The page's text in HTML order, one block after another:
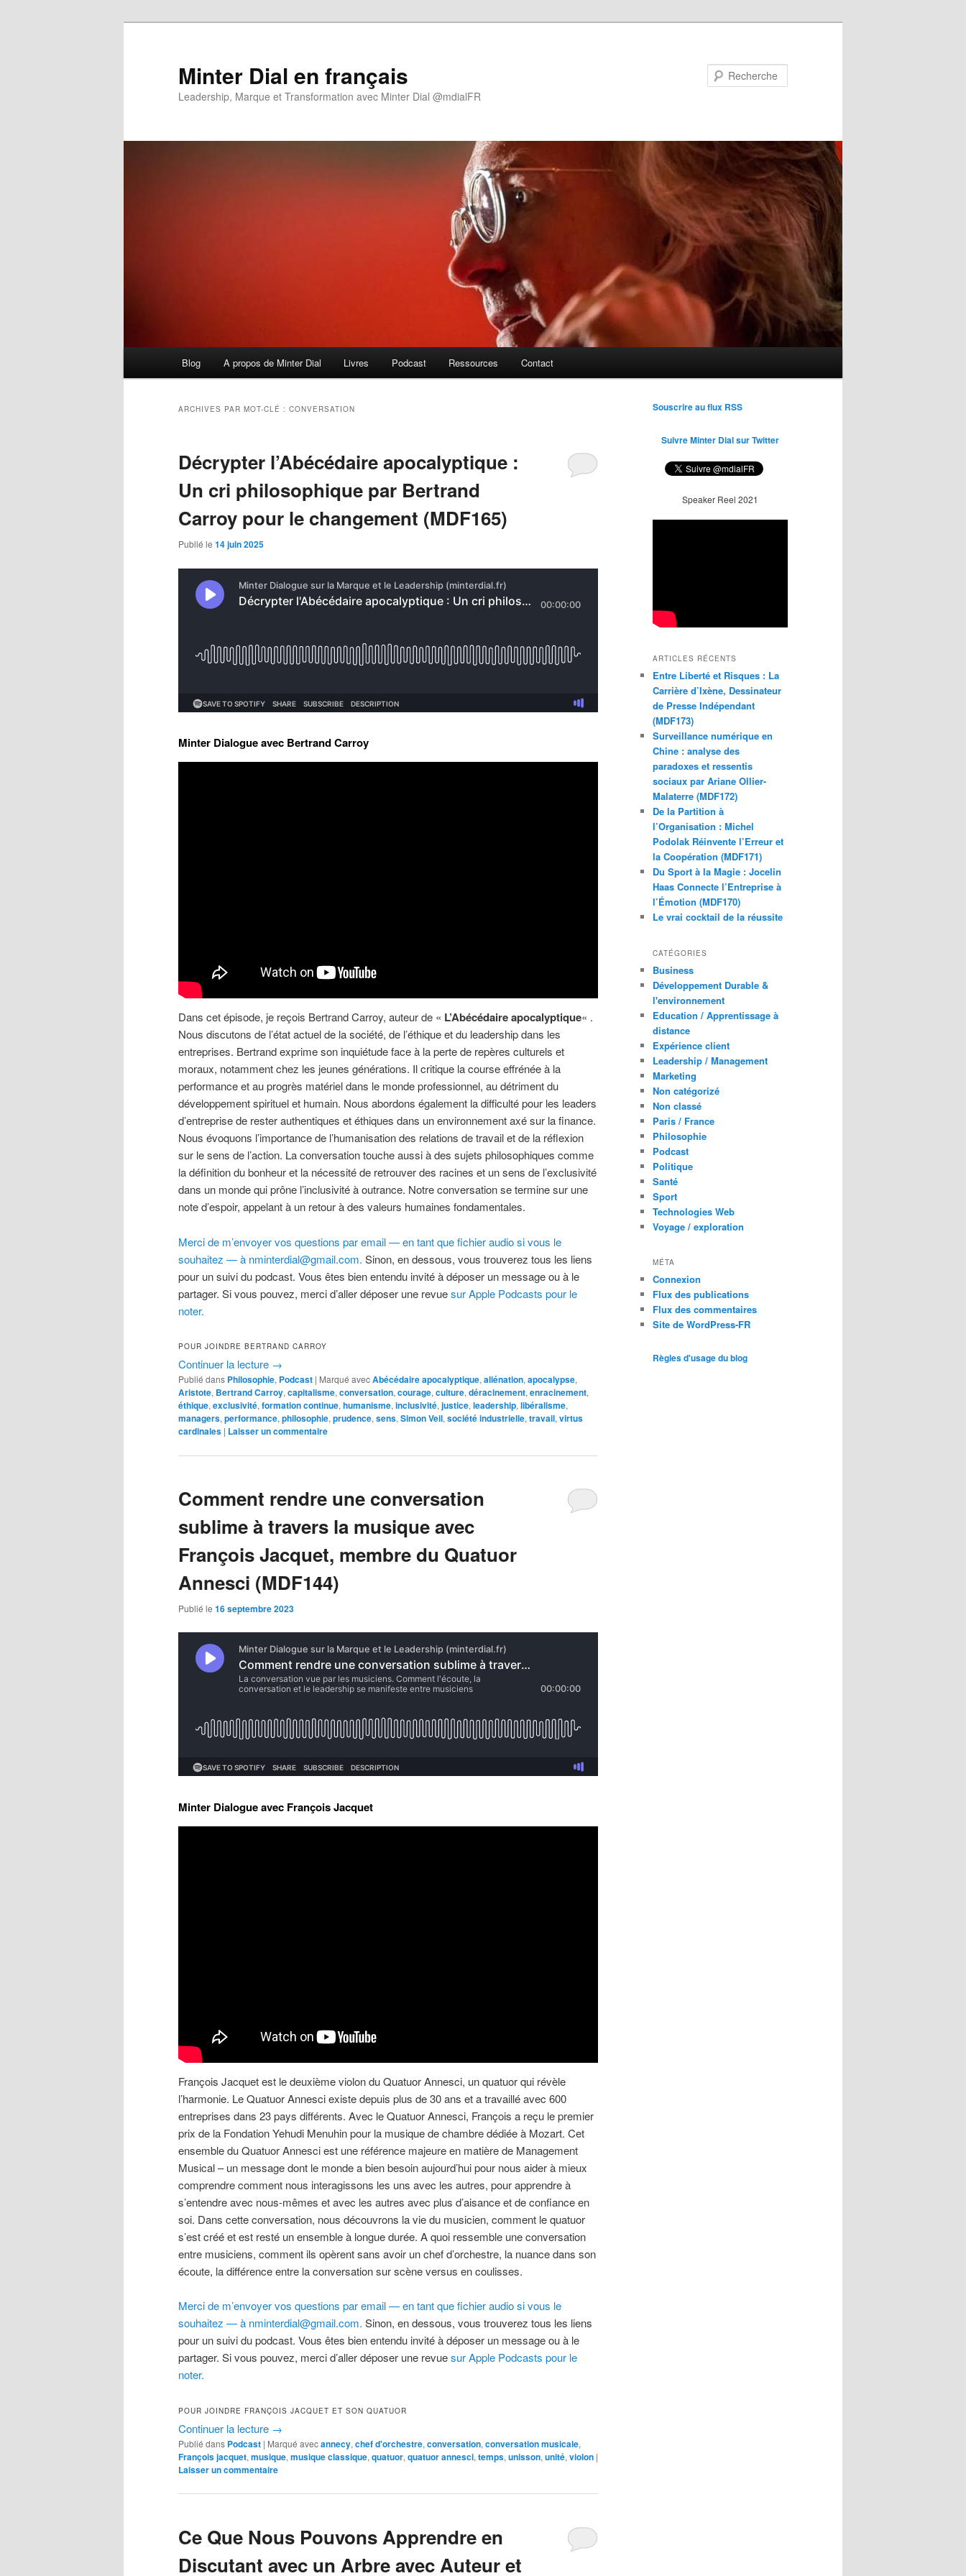
Minter Dial en français
Leadership, Marque et Transformation avec Minter Dial @mdialFR
Blog A propos de Minter Dial Livres Podcast Ressources Contact
ARCHIVES PAR MOT-CLÉ : CONVERSATION
Décrypter l’Abécédaire apocalyptique :
Un cri philosophique par Bertrand
Carroy pour le changement (MDF165)
Publié le 14 juin 2025
Minter Dialogue avec Bertrand Carroy
Dans cet épisode, je reçois Bertrand Carroy, auteur de « L’Abécédaire apocalyptique« .
Nous discutons de l’état actuel de la société, de l’éthique et du leadership dans les
entreprises. Bertrand exprime son inquiétude face à la perte de repères culturels et
moraux, notamment chez les jeunes générations. Il critique la course effrénée à la
performance et au progrès matériel dans le monde professionnel, au détriment du
développement spirituel et humain. Nous abordons également la difficulté pour les leaders
d’entreprise de rester authentiques et éthiques dans un environnement axé sur la finance.
Nous évoquons l’importance de l’humanisation des relations de travail et de la réflexion
sur le sens de l’action. La conversation touche aussi à des sujets philosophiques comme
la définition du bonheur et la nécessité de retrouver des racines et un sens de l’exclusivité
dans un monde qui prône l’inclusivité à outrance. Notre conversation se termine sur une
note d’espoir, appelant à un retour à des valeurs humaines fondamentales.
Merci de m’envoyer vos questions par email — en tant que fichier audio si vous le
souhaitez — à nminterdial@gmail.com. Sinon, en dessous, vous trouverez tous les liens
pour un suivi du podcast. Vous êtes bien entendu invité à déposer un message ou à le
partager. Si vous pouvez, merci d’aller déposer une revuesur Apple Podcasts pour le
noter.
POUR JOINDRE BERTRAND CARROY
Continuer la lecture →
Publié dans Philosophie, Podcast | Marqué avecAbécédaire apocalyptique, aliénation, apocalypse,
Aristote, Bertrand Carroy, capitalisme, conversation, courage, culture, déracinement, enracinement,
éthique, exclusivité, formation continue, humanisme, inclusivité, justice, leadership, libéralisme,
managers, performance, philosophie, prudence, sens, Simon Veil, société industrielle, travail, virtus
cardinales | Laisser un commentaire
Comment rendre une conversation
sublime à travers la musique avec
François Jacquet, membre du Quatuor
Annesci (MDF144)
Publié le 16 septembre 2023
Minter Dialogue avec François Jacquet
François Jacquet est le deuxième violon du Quatuor Annesci, un quatuor qui révèle
l’harmonie. Le Quatuor Annesci existe depuis plus de 30 ans et a travaillé avec 600
entreprises dans 23 pays différents. Avec le Quatuor Annesci, François a reçu le premier
prix de la Fondation Yehudi Menuhin pour la musique de chambre dédiée à Mozart. Cet
ensemble du Quatuor Annesci est une référence majeure en matière de Management
Musical – un message dont le monde a bien besoin aujourd’hui pour nous aider à mieux
comprendre comment nous interagissons les uns avec les autres, pour apprendre à
s’entendre avec nous-mêmes et avec les autres avec plus d’aisance et de confiance en
soi. Dans cette conversation, nous découvrons la vie du musicien, comment le quatuor
s’est créé et est resté un ensemble à longue durée. A quoi ressemble une conversation
entre musiciens, comment ils opèrent sans avoir un chef d’orchestre, la nuance dans son
écoute, la différence entre la conversation sur scène versus en coulisses.
Merci de m’envoyer vos questions par email — en tant que fichier audio si vous le
souhaitez — à nminterdial@gmail.com. Sinon, en dessous, vous trouverez tous les liens
pour un suivi du podcast. Vous êtes bien entendu invité à déposer un message ou à le
partager. Si vous pouvez, merci d’aller déposer une revuesur Apple Podcasts pour le
noter.
POUR JOINDRE FRANÇOIS JACQUET ET SON QUATUOR
Continuer la lecture →
Publié dans Podcast | Marqué avecannecy, chef d'orchestre, conversation, conversation musicale,
François jacquet, musique, musique classique, quatuor, quatuor annesci, temps, unisson, unité, violon |
Laisser un commentaire
Ce Que Nous Pouvons Apprendre en
Discutant avec un Arbre avec Auteur et
Souscrire au flux RSS
Suivre Minter Dial sur Twitter
Speaker Reel 2021
ARTICLES RÉCENTS
Entre Liberté et Risques : La
Carrière d’Ixène, Dessinateur
de Presse Indépendant
(MDF173)
Surveillance numérique en
Chine : analyse des
paradoxes et ressentis
sociaux par Ariane Ollier-
Malaterre (MDF172)
De la Partition à
l’Organisation : Michel
Podolak Réinvente l’Erreur et
la Coopération (MDF171)
Du Sport à la Magie : Jocelin
Haas Connecte l’Entreprise à
l’Émotion (MDF170)
Le vrai cocktail de la réussite
CATÉGORIES
Business
Développement Durable &
l'environnement
Education / Apprentissage à
distance
Expérience client
Leadership / Management
Marketing
Non catégorizé
Non classé
Paris / France
Philosophie
Podcast
Politique
Santé
Sport
Technologies Web
Voyage / exploration
MÉTA
Connexion
Flux des publications
Flux des commentaires
Site de WordPress-FR
Règles d'usage du blog